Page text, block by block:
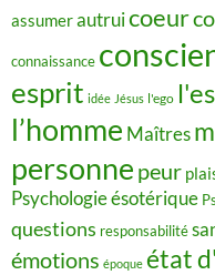
assumerautruicoeur
connaissance
esprit idée Jésus l'ego
l’homme Maîtres
personne peur
Psychologie ésotérique
questions responsabilité
émotions époque état